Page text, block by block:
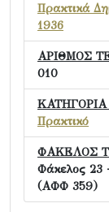
Πρακτικά
1936
ΑΡΙΘΜΟΣ
010
Πρακτικό
ΦΑΚΕΛΟΣ
Φάκελος 23
(ΑΦΦ 359)